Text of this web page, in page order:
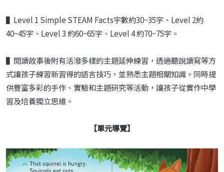
▌Level 1 Simple STEAM Facts字數約30~35字、Level 2約
40~45字、Level 3 約60~65字、Level 4 約70~75字。
▌閱讀故事後附有活潑多樣的主題延伸練習，透過聽說讀寫等方
式讓孩子練習新習得的語言技巧，並熟悉主題相關知識。同時提
供豐富多彩的手作、實驗和主題研究等活動，讓孩子從實作中學
習及培養獨立思維。
【單元導覽】